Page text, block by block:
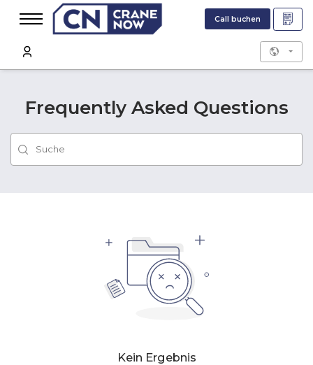
Call buchen
Frequently Asked Questions
Kein Ergebnis